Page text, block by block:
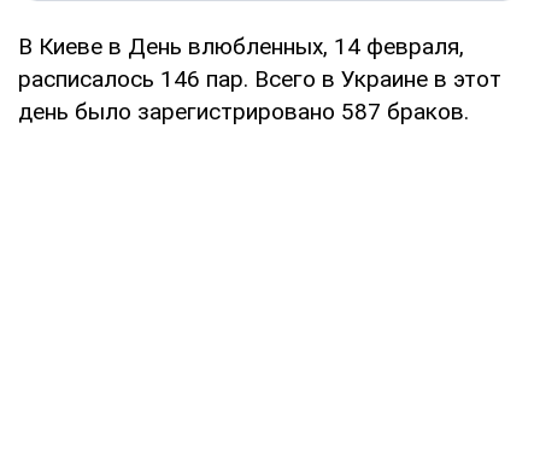
В Киеве в День влюбленных, 14 февраля,
расписалось 146 пар. Всего в Украине в этот
день было зарегистрировано 587 браков.